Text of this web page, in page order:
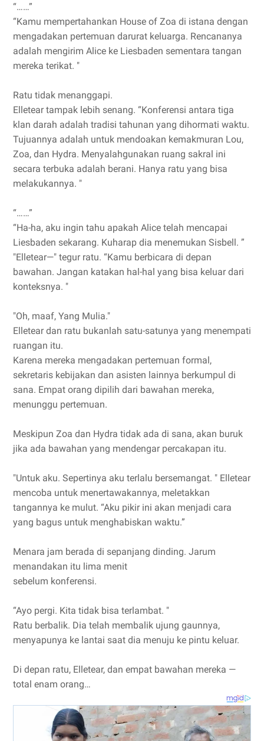
“……”
“Kamu mempertahankan House of Zoa di istana dengan
mengadakan pertemuan darurat keluarga. Rencananya
adalah mengirim Alice ke Liesbaden sementara tangan
mereka terikat. "
Ratu tidak menanggapi.
Elletear tampak lebih senang. “Konferensi antara tiga
klan darah adalah tradisi tahunan yang dihormati waktu.
Tujuannya adalah untuk mendoakan kemakmuran Lou,
Zoa, dan Hydra. Menyalahgunakan ruang sakral ini
secara terbuka adalah berani. Hanya ratu yang bisa
melakukannya. "
“……”
“Ha-ha, aku ingin tahu apakah Alice telah mencapai
Liesbaden sekarang. Kuharap dia menemukan Sisbell. ”
"Elletear—" tegur ratu. “Kamu berbicara di depan
bawahan. Jangan katakan hal-hal yang bisa keluar dari
konteksnya. "
"Oh, maaf, Yang Mulia."
Elletear dan ratu bukanlah satu-satunya yang menempati
ruangan itu.
Karena mereka mengadakan pertemuan formal,
sekretaris kebijakan dan asisten lainnya berkumpul di
sana. Empat orang dipilih dari bawahan mereka,
menunggu pertemuan.
Meskipun Zoa dan Hydra tidak ada di sana, akan buruk
jika ada bawahan yang mendengar percakapan itu.
"Untuk aku. Sepertinya aku terlalu bersemangat. " Elletear
mencoba untuk menertawakannya, meletakkan
tangannya ke mulut. “Aku pikir ini akan menjadi cara
yang bagus untuk menghabiskan waktu.”
Menara jam berada di sepanjang dinding. Jarum
menandakan itu lima menit
sebelum konferensi.
“Ayo pergi. Kita tidak bisa terlambat. "
Ratu berbalik. Dia telah membalik ujung gaunnya,
menyapunya ke lantai saat dia menuju ke pintu keluar.
Di depan ratu, Elletear, dan empat bawahan mereka —
total enam orang…